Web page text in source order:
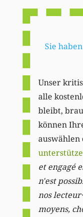
Sie
Unser
alle
bleibt,
können
auswählen
et engagé
n'est
nos
moyens,